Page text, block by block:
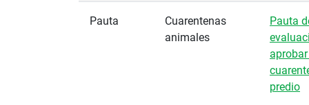
Pauta
Cuarentenas
animales
Pauta
predio